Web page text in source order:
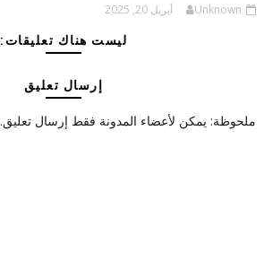
Unknown أبريل 20, 2025
ليست هناك تعليقات:
إرسال تعليق
ملحوظة: يمكن لأعضاء المدونة فقط إرسال تعليق.